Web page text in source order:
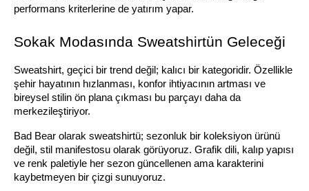
performans kriterlerine de yatırım yapar.
Sokak Modasında Sweatshirtün Geleceği
Sweatshirt, geçici bir trend değil; kalıcı bir kategoridir. Özellikle
şehir hayatının hızlanması, konfor ihtiyacının artması ve
bireysel stilin ön plana çıkması bu parçayı daha da
merkezileştiriyor.
Bad Bear olarak sweatshirtü; sezonluk bir koleksiyon ürünü
değil, stil manifestosu olarak görüyoruz. Grafik dili, kalıp yapısı
ve renk paletiyle her sezon güncellenen ama karakterini
kaybetmeyen bir çizgi sunuyoruz.